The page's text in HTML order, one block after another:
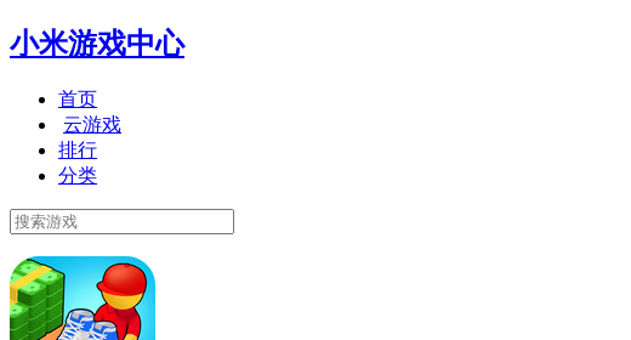
小米游戏中心
首页
云游戏
排行
分类